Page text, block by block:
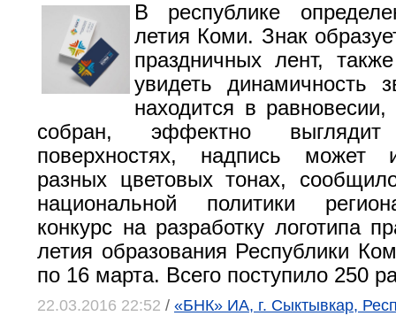
В республике
летия Коми. Знак
праздничных лент,
увидеть динамичность
находится в равновесии,
собран, эффектно
поверхностях, надпись может
разных цветовых тонах,
национальной политики
конкурс на разработку логотипа
летия образования Республики
по 16 марта. Всего поступило 250
22.03.2016 22:52 / «БНК» ИА, г. Сыктывкар,